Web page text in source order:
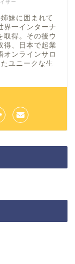
ザー
妹に囲まれて
界一インターナ
取得。その後ウ
得、日本で起業
オンラインサロ
ユニークな生